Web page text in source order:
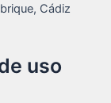
Cádiz
uso